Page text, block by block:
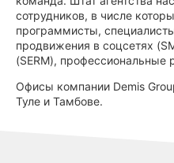
сотрудников, в числе
программисты,
продвижения в соцсетях
(SERM), профессиональные
Офисы компании Demis
Туле и Тамбове.